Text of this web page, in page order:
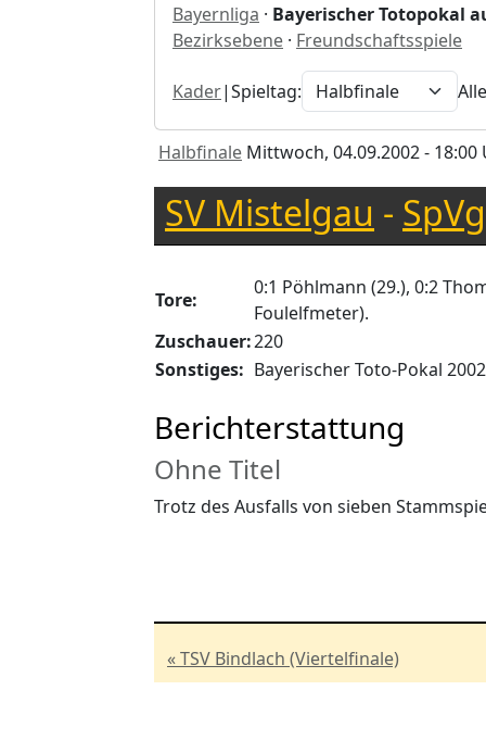
Bayernliga · Bayerischer Totopokal
Bezirksebene · Freundschaftsspiele
Kader|Spieltag:
Halbfinale Mittwoch, 04.09.2002 - 18:00
SV Mistelgau -
Tore:
0:1 Pöhlmann (29.), 0:2
Foulelfmeter).
Zuschauer:220
Sonstiges: Bayerischer Toto-Pokal
Berichterstattung
Ohne Titel
Trotz des Ausfalls von sieben
« TSV Bindlach (Viertelfinale)